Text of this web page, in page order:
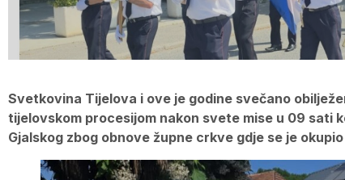
Svetkovina Tijelova i ove je godine svečano
tijelovskom procesijom nakon svete mise u 09 sati
Gjalskog zbog obnove župne crkve gdje se je